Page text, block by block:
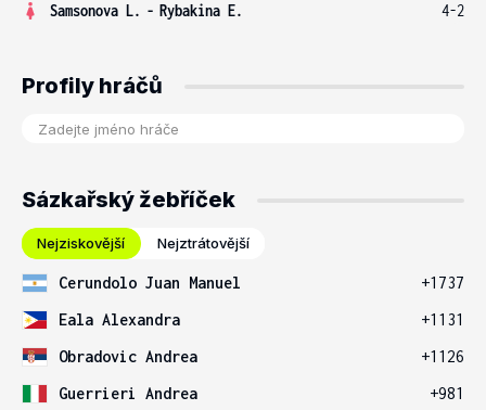
Samsonova L. - Rybakina E. 4-2
Profily hráčů
Sázkařský žebříček
Nejziskovější Nejztrátovější
Cerundolo Juan Manuel
+1737
Eala Alexandra
+1131
Obradovic Andrea
+1126
Guerrieri Andrea
+981